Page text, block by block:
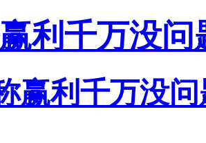
利千万没问
赢利千万没